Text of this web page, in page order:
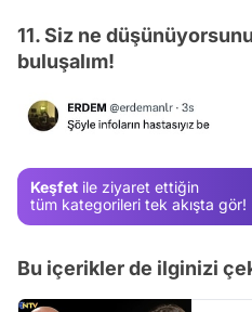
11. Siz ne
buluşalım!
Keşfet ile ziyaret ettiğin
tüm kategorileri tek akışta gör!
Bu içerikler de ilginizi